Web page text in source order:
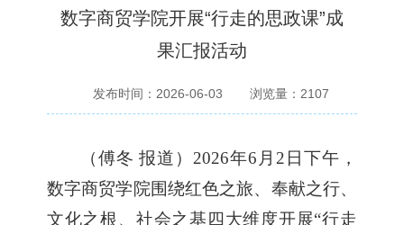
数字商贸学院开展“行走的思政课”成
果汇报活动
发布时间：2026-06-03 浏览量： 2107
（傅冬 报道） 2026年6月2日下午，
数字商贸学院围绕红色之旅、奉献之行、
文化之根、社会之基四大维度开展“行走